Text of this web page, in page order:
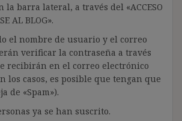
la barra lateral, a través del «ACCESO
AL BLOG».
el nombre de usuario y el correo
verificar la contraseña a través
recibirán en el correo electrónico
los casos, es posible que tengan que
de «Spam»).
ya se han suscrito.